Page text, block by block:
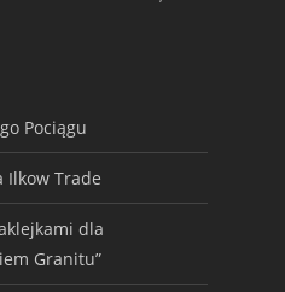
Pociągu
Ilkow Trade
dla
Granitu”